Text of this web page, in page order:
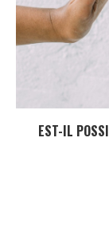
EST-IL